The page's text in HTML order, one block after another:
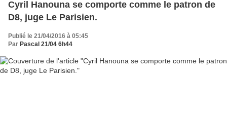
Cyril Hanouna se comporte comme le patron de
D8, juge Le Parisien.
Publié le 21/04/2016 à 05:45
Par Pascal 21/04 6h44